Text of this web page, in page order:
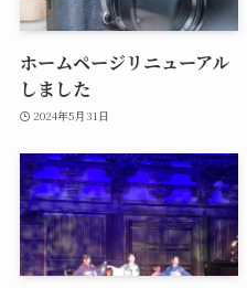
ホームページリニューアル
しました
2024年5月31日